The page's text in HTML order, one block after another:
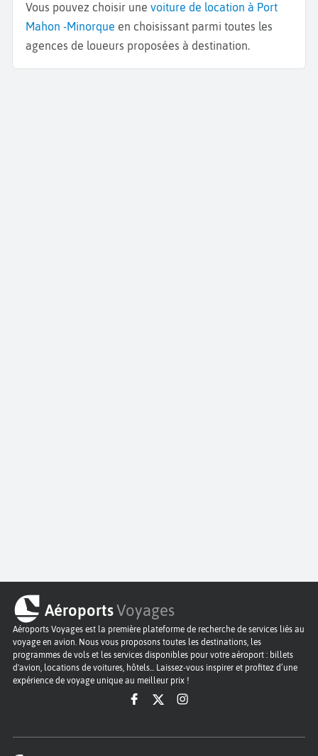
Vous pouvez choisir une voiture de location à Port
Mahon -Minorque en choisissant parmi toutes les
agences de loueurs proposées à destination.
AéroportsVoyages
Aéroports Voyages est la première plateforme de recherche de services liés au
voyage en avion. Nous vous proposons toutes les destinations, les
programmes de vols et les services disponibles pour votre aéroport : billets
d'avion, locations de voitures, hôtels... Laissez-vous inspirer et profitez d’une
expérience de voyage unique au meilleur prix !